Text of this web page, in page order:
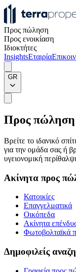
Προς πώληση
Προς ενοικίαση
Ιδιοκτήτες
InsightsΕταιρία
GR
Προς πώληση
Βρείτε το ιδανικό
για την ομάδα σας ή
υγειονομική
Ακίνητα προς
Κατοικίες
Επαγγελματικά
Οικόπεδα
Ακίνητα
Φωτοβολταϊκά
Δημοφιλείς